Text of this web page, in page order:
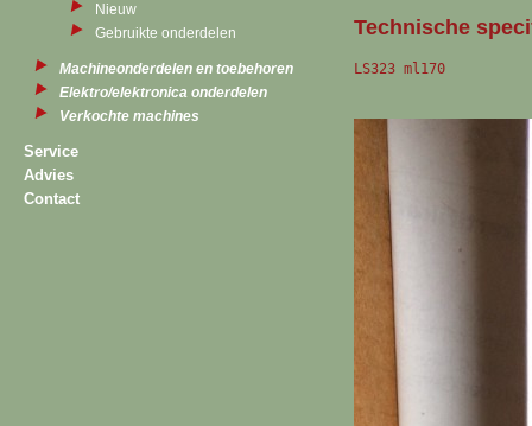
Nieuw
Gebruikte onderdelen
Machineonderdelen en toebehoren
Elektro/elektronica onderdelen
Verkochte machines
Service
Advies
Contact
Technische
LS323 ml170